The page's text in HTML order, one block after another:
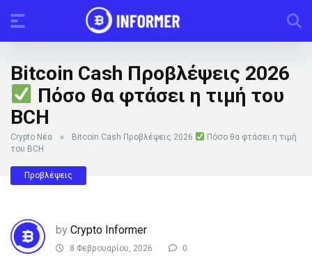
Bitcoin Cash Προβλέψεις 2026
Πόσο θα φτάσει η τιμή του
BCH
Crypto Νέα » Bitcoin Cash Προβλέψεις 2026
Πόσο θα φτάσει η τιμή
του BCH
Προβλέψεις
by Crypto Informer
8 Φεβρουαρίου, 2026 0